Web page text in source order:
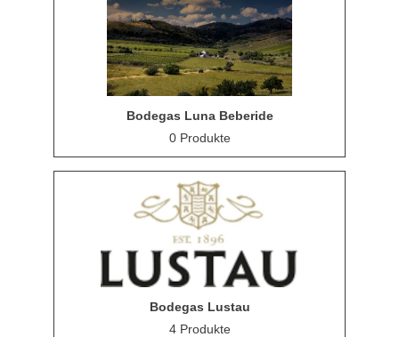
Bodegas Luna Beberide
0 Produkte
Bodegas Lustau
4 Produkte